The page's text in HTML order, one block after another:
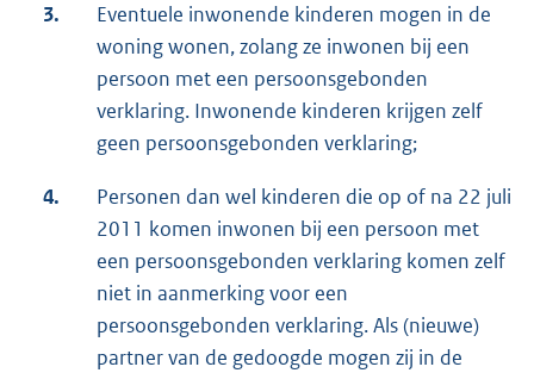
3.
Eventuele inwonende kinderen mogen in de
woning wonen, zolang ze inwonen bij een
persoon met een persoonsgebonden
verklaring. Inwonende kinderen krijgen zelf
geen persoonsgebonden verklaring;
4.
Personen dan wel kinderen die op of na 22 juli
2011 komen inwonen bij een persoon met
een persoonsgebonden verklaring komen zelf
niet in aanmerking voor een
persoonsgebonden verklaring. Als (nieuwe)
partner van de gedoogde mogen zij in de